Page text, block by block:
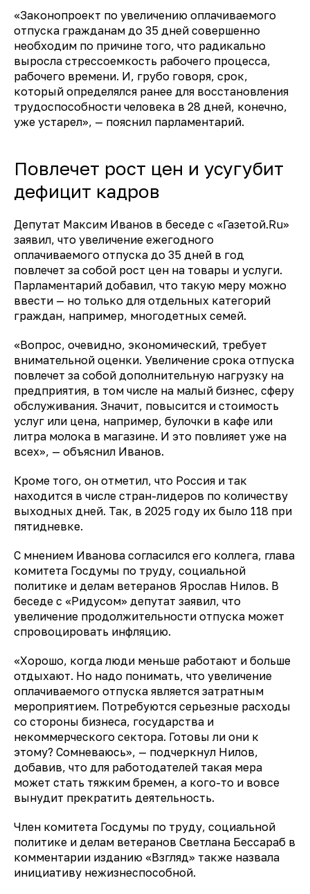
«Законопроект по увеличению оплачиваемого
отпуска гражданам до 35 дней совершенно
необходим по причине того, что радикально
выросла стрессоемкость рабочего процесса,
рабочего времени. И, грубо говоря, срок,
который определялся ранее для восстановления
трудоспособности человека в 28 дней, конечно,
уже устарел», — пояснил парламентарий.
Повлечет рост цен и усугубит
дефицит кадров
Депутат Максим Иванов в беседе с «Газетой.Ru»
заявил, что увеличение ежегодного
оплачиваемого отпуска до 35 дней в год
повлечет за собой рост цен на товары и услуги.
Парламентарий добавил, что такую меру можно
ввести — но только для отдельных категорий
граждан, например, многодетных семей.
«Вопрос, очевидно, экономический, требует
внимательной оценки. Увеличение срока отпуска
повлечет за собой дополнительную нагрузку на
предприятия, в том числе на малый бизнес, сферу
обслуживания. Значит, повысится и стоимость
услуг или цена, например, булочки в кафе или
литра молока в магазине. И это повлияет уже на
всех», — объяснил Иванов.
Кроме того, он отметил, что Россия и так
находится в числе стран-лидеров по количеству
выходных дней. Так, в 2025 году их было 118 при
пятидневке.
С мнением Иванова согласился его коллега, глава
комитета Госдумы по труду, социальной
политике и делам ветеранов Ярослав Нилов. В
беседе с «Ридусом» депутат заявил, что
увеличение продолжительности отпуска может
спровоцировать инфляцию.
«Хорошо, когда люди меньше работают и больше
отдыхают. Но надо понимать, что увеличение
оплачиваемого отпуска является затратным
мероприятием. Потребуются серьезные расходы
со стороны бизнеса, государства и
некоммерческого сектора. Готовы ли они к
этому? Сомневаюсь», — подчеркнул Нилов,
добавив, что для работодателей такая мера
может стать тяжким бремен, а кого-то и вовсе
вынудит прекратить деятельность.
Член комитета Госдумы по труду, социальной
политике и делам ветеранов Светлана Бессараб в
комментарии изданию «Взгляд» также назвала
инициативу нежизнеспособной.